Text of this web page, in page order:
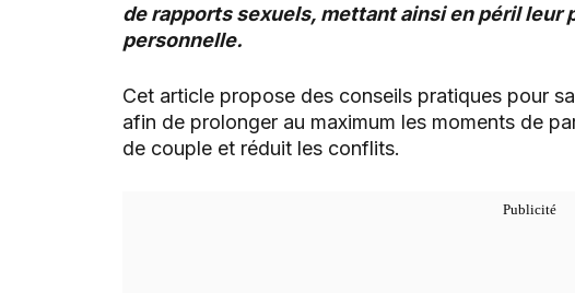
de rapports sexuels, mettant ainsi en péril leur
personnelle.
Cet article propose des conseils pratiques pour
afin de prolonger au maximum les moments de
de couple et réduit les conflits.